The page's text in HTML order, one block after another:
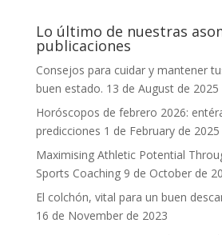
Lo último de nuestras
publicaciones
Consejos para cuidar y mantener
buen estado. 13 de August de 2025
Horóscopos de febrero 2026:
predicciones 1 de February de 2025
Maximising Athletic Potential
Sports Coaching 9 de October de
El colchón, vital para un buen
16 de November de 2023